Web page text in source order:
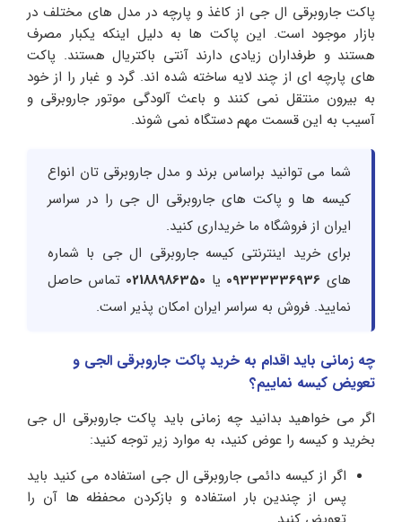
پاکت جاروبرقی ال جی از کاغذ و پارچه در مدل های مختلف در
بازار موجود است. این پاکت ها به دلیل اینکه یکبار مصرف
هستند و طرفداران زیادی دارند آنتی باکتریال هستند. پاکت
های پارچه ای از چند لایه ساخته شده اند. گرد و غبار را از خود
به بیرون منتقل نمی کنند و باعث آلودگی موتور جاروبرقی و
آسیب به این قسمت مهم دستگاه نمی شوند.
شما می توانید براساس برند و مدل جاروبرقی تان انواع
کیسه ها و پاکت های جاروبرقی ال جی را در سراسر
ایران از فروشگاه ما خریداری کنید.
برای خرید اینترنتی کیسه جاروبرقی ال جی با شماره
های 09333336936 یا 02188986350 تماس حاصل
نمایید. فروش به سراسر ایران امکان پذیر است.
چه زمانی باید اقدام به خرید پاکت جاروبرقی الجی و
تعویض کیسه نماییم؟
اگر می خواهید بدانید چه زمانی باید پاکت جاروبرقی ال جی
بخرید و کیسه را عوض کنید، به موارد زیر توجه کنید:
اگر از کیسه دائمی جاروبرقی ال جی استفاده می کنید باید
پس از چندین بار استفاده و بازکردن محفظه ها آن را